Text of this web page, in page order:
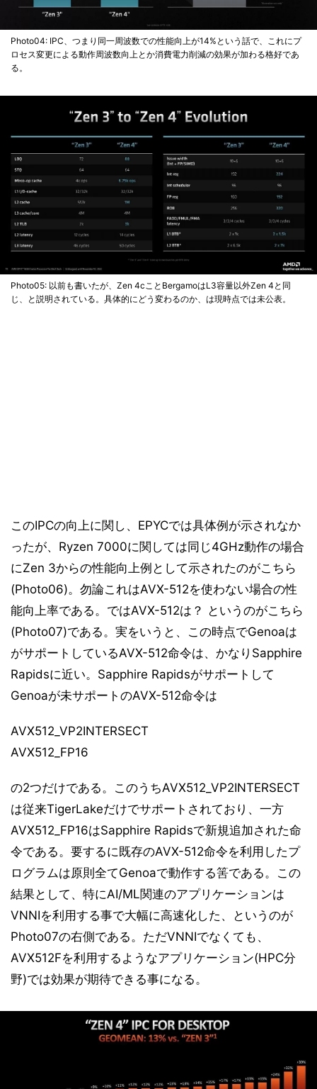
Photo04: IPC、つまり同一周波数での性能向上が14%という話で、これにプ
ロセス変更による動作周波数向上とか消費電力削減の効果が加わる格好であ
る。
Photo05: 以前も書いたが、Zen 4cことBergamoはL3容量以外Zen 4と同
じ、と説明されている。具体的にどう変わるのか、は現時点では未公表。
このIPCの向上に関し、EPYCでは具体例が示されなか
ったが、Ryzen 7000に関しては同じ4GHz動作の場合
にZen 3からの性能向上例として示されたのがこちら
(Photo06)。勿論これはAVX-512を使わない場合の性
能向上率である。ではAVX-512は？ というのがこちら
(Photo07)である。実をいうと、この時点でGenoaは
がサポートしているAVX-512命令は、かなりSapphire
Rapidsに近い。Sapphire Rapidsがサポートして
Genoaが未サポートのAVX-512命令は
AVX512_VP2INTERSECT
AVX512_FP16
の2つだけである。このうちAVX512_VP2INTERSECT
は従来TigerLakeだけでサポートされており、一方
AVX512_FP16はSapphire Rapidsで新規追加された命
令である。要するに既存のAVX-512命令を利用したプ
ログラムは原則全てGenoaで動作する筈である。この
結果として、特にAI/ML関連のアプリケーションは
VNNIを利用する事で大幅に高速化した、というのが
Photo07の右側である。ただVNNIでなくても、
AVX512Fを利用するようなアプリケーション(HPC分
野)では効果が期待できる事になる。